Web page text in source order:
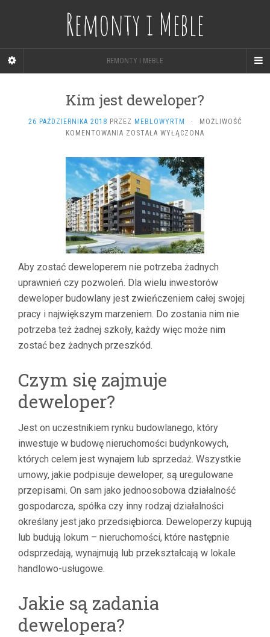
Remonty i Meble
REMONTY I MEBLE
Kim jest deweloper?
26 PAŹDZIERNIKA 2018 PRZEZ MEBLOWYRTM ·
MOŻLIWOŚĆ
KOMENTOWANIA KIM
DEWELOPER?
ZOSTAŁA WYŁĄCZONA
Aby zostać deweloperem nie potrzeba żadnych
uprawnień czy pozwoleń. Dla wielu inwestorów
deweloper budowlany jest zwieńczeniem całej swojej
pracy i największym marzeniem. Do zostania nim nie
potrzeba też żadnej szkoły, każdy więc może nim
zostać bez żadnych przeszkód.
Czym się zajmuje
deweloper?
Jest on uczestnikiem rynku budowlanego, który
inwestuje w budowę nieruchomości budynkowych,
których celem jest wynajem lub sprzedaż. Wszystkie
umowy, jakie podpisuje deweloper, są uregulowane
przepisami. On sam jako jednoosobowa działalność
gospodarcza, spółka czy inny rodzaj działalności
określany jest jako przedsiębiorca. Deweloperzy kupują
lub budują lokum – nieruchomości, które następnie
odsprzedają, wynajmują lub przekształcają w lokale
handlowo-usługowe.
Jakie są zadania
dewelopera?